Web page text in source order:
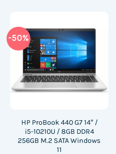
-50%
HP ProBook 440 G7 14″ /
i5-10210U / 8GB DDR4
256GB M.2 SATA Windows
11